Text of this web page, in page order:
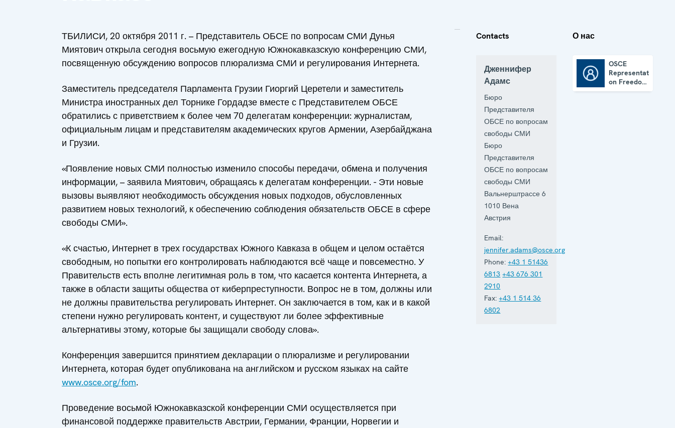
ТБИЛИСИ, 20 октября 2011 г. – Представитель ОБСЕ по вопросам СМИ Дунья
Миятович открыла сегодня восьмую ежегодную Южнокавказскую конференцию СМИ,
посвященную обсуждению вопросов плюрализма СМИ и регулирования Интернета.
Заместитель председателя Парламента Грузии Гиоргий Церетели и заместитель
Министра иностранных дел Торнике Гордадзе вместе с Представителем ОБСЕ
обратились с приветствием к более чем 70 делегатам конференции: журналистам,
официальным лицам и представителям академических кругов Армении, Азербайджана
и Грузии.
«Появление новых СМИ полностью изменило способы передачи, обмена и получения
информации, – заявила Миятович, обращаясь к делегатам конференции. - Эти новые
вызовы выявляют необходимость обсуждения новых подходов, обусловленных
развитием новых технологий, к обеспечению соблюдения обязательств ОБСЕ в сфере
свободы СМИ».
«К счастью, Интернет в трех государствах Южного Кавказа в общем и целом остаётся
свободным, но попытки его контролировать наблюдаются всё чаще и повсеместно. У
Правительств есть вполне легитимная роль в том, что касается контента Интернета, а
также в области защиты общества от киберпреступности. Вопрос не в том, должны или
не должны правительства регулировать Интернет. Он заключается в том, как и в какой
степени нужно регулировать контент, и существуют ли более эффективные
альтернативы этому, которые бы защищали свободу слова».
Конференция завершится принятием декларации о плюрализме и регулировании
Интернета, которая будет опубликована на английском и русском языках на сайте
www.osce.org/fom.
Проведение восьмой Южнокавказской конференции СМИ осуществляется при
финансовой поддержке правительств Австрии, Германии, Франции, Норвегии и
Contacts
Дженнифер
Адамс
Бюро
Представителя
ОБСЕ по вопросам
свободы СМИ
Бюро
Представителя
ОБСЕ по вопросам
свободы СМИ
Вальнерштрассе 6
1010 Вена
Австрия
Email:
jennifer.adams@osce.org
Phone: +43 1 51436
6813 +43 676 301
2910
Fax: +43 1 514 36
6802
О нас
OSCE
Representative
on Freedom
of the